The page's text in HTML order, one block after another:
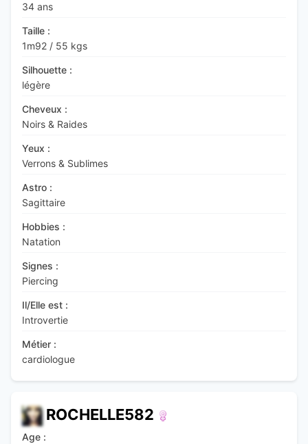
34 ans
Taille :
1m92 / 55 kgs
Silhouette :
légère
Cheveux :
Noirs & Raides
Yeux :
Verrons & Sublimes
Astro :
Sagittaire
Hobbies :
Natation
Signes :
Piercing
Il/Elle est :
Introvertie
Métier :
cardiologue
ROCHELLE582
Age :